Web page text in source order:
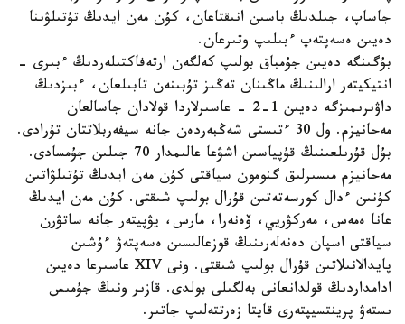
جاساپ، جىلدىڭ باسىن انىقتاعان، كۇن مەن ايدىڭ تۇتىلۋىنا
دەيىن ەسەپتەپ ءبىلىپ وتىرعان.
بۇگىنگە دەيىن جۇمباق بولىپ كەلگەن ارتەفاكتىلەردىڭ ءبىرى -
انتيكيتەر ارالىنىڭ ماڭىنان تەڭىز تۇبىنەن تابىلعان، ءبىزدىڭ
داۋىرىمىزگە دەيىن 1-2 - عاسىرلاردا قولادان جاسالعان
مەحانيزم. ول 30 ءتىستى شەڭبەردەن جانە سيفەربلاتتان تۇرادى.
بۇل قۇرىلعىنىڭ قۇپياسىن اشۋعا عالىمدار 70 جىلىن جۇمسادى.
مەحانيزم مىسىرلىق گنومون سياقتى كۇن مەن ايدىڭ تۇتىلۋاتىن
كۇنىن ءدال كورسەتەتىن قۇرال بولىپ شىقتى. كۇن مەن ايدىڭ
عانا ەمەس، مەركۋريي، ۆەنەرا، مارس، يۋپيتەر جانە ساتۋرن
سياقتى اسپان دەنەلەرىنىڭ قوزعالىسىن ەسەپتەۋ ءۇشىن
پايدالانىلاتىن قۇرال بولىپ شىقتى. ونى XIV عاسىرعا دەيىن
ادامداردىڭ قولدانعانى بەلگىلى بولدى. قازىر ونىڭ جۇمىس
ىستەۋ پرينتسيپتەرى قايتا زەرتتەلىپ جاتىر.